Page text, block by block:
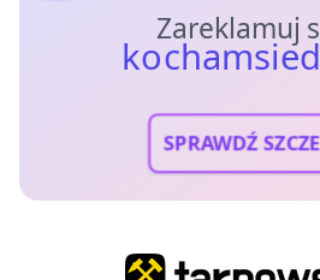
Zareklamuj
SPRAWDŹ